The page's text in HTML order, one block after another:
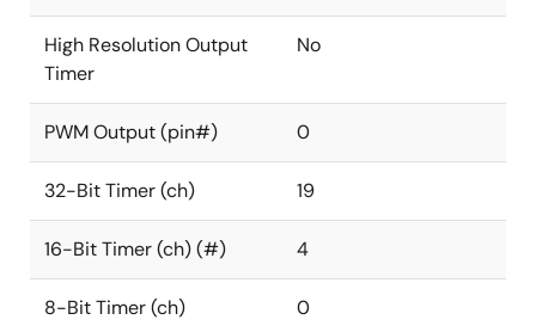
High Resolution Output
Timer
No
PWM Output (pin#) 0
32-Bit Timer (ch) 19
16-Bit Timer (ch) (#) 4
8-Bit Timer (ch) 0